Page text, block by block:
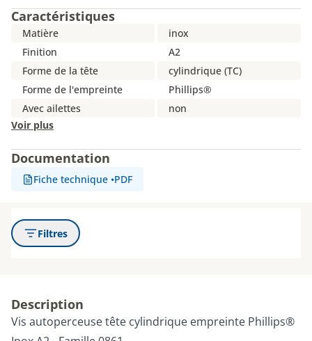
Caractéristiques
Matière
inox
Finition
A2
Forme de la tête
cylindrique (TC)
Forme de l'empreinte
Phillips®
Avec ailettes
non
Voir plus
Documentation
Fiche technique •PDF
Filtres
Description
Vis autoperceuse tête cylindrique empreinte Phillips®